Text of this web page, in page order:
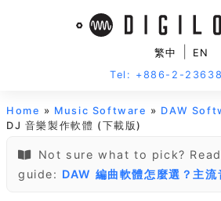
繁中
EN
Tel: +886-2-
Home » Music Software » DAW
DJ 音樂製作軟體 (下載版)
Not sure what to pick?
guide: DAW 編曲軟體怎麼選？主流